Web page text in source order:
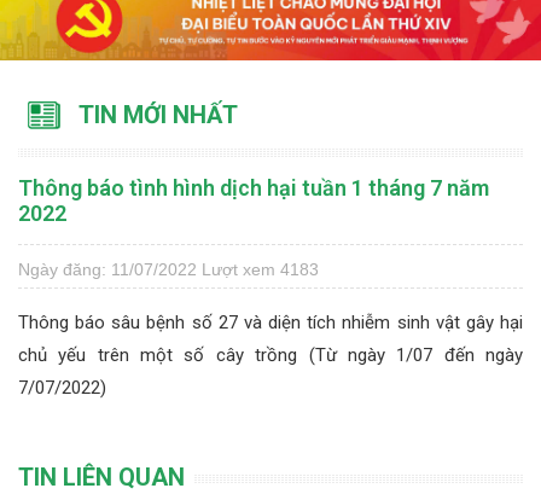
TIN MỚI NHẤT
Thông báo tình hình dịch hại tuần 1 tháng 7 năm
2022
Ngày đăng: 11/07/2022 Lượt xem 4183
Thông báo sâu bệnh số 27 và diện tích nhiễm sinh vật gây hại
chủ yếu trên một số cây trồng (Từ ngày 1/07 đến ngày
7/07/2022)
TIN LIÊN QUAN